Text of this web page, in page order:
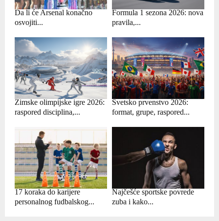
Da li će Arsenal konačno
osvojiti...
Formula 1 sezona 2026: nova
pravila,...
Zimske olimpijske igre 2026:
raspored disciplina,...
Svetsko prvenstvo 2026:
format, grupe, raspored...
17 koraka do karijere
personalnog fudbalskog...
Najčešće sportske povrede
zuba i kako...